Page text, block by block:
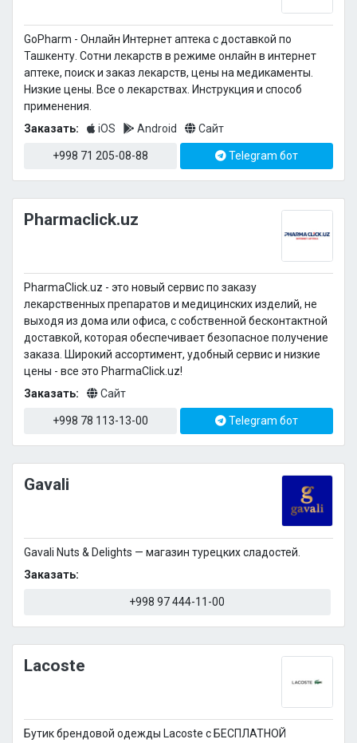
GoPharm - Онлайн Интернет аптека с доставкой по
Ташкенту. Сотни лекарств в режиме онлайн в интернет
аптеке, поиск и заказ лекарств, цены на медикаменты.
Низкие цены. Все о лекарствах. Инструкция и способ
применения.
Заказать:
iOS Android Сайт
+998 71 205-08-88 Telegram бот
Pharmaclick.uz
PharmaClick.uz - это новый сервис по заказу
лекарственных препаратов и медицинских изделий, не
выходя из дома или офиса, с собственной бесконтактной
доставкой, которая обеспечивает безопасное получение
заказа. Широкий ассортимент, удобный сервис и низкие
цены - все это PharmaClick.uz!
Заказать:
Сайт
+998 78 113-13-00 Telegram бот
Gavali
Gavali Nuts & Delights — магазин турецких сладостей.
Заказать:
+998 97 444-11-00
Lacoste
Бутик брендовой одежды Lacoste c БЕСПЛАТНОЙ